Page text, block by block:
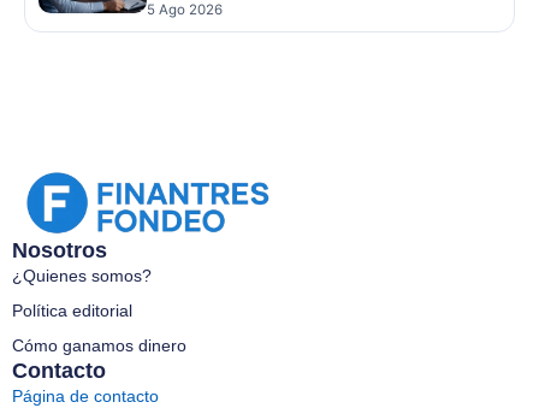
5 Ago 2026
Nosotros
¿Quienes somos?
Política editorial
Cómo ganamos dinero
Contacto
Página de contacto